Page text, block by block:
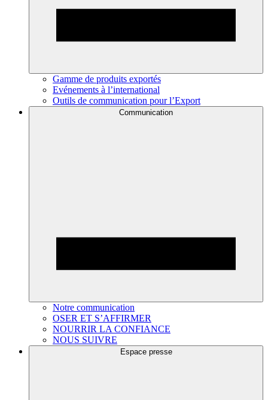
Gamme de produits exportés
Evénements à l’international
Outils de communication pour l’Export
Communication
Notre communication
OSER ET S’AFFIRMER
NOURRIR LA CONFIANCE
NOUS SUIVRE
Espace presse